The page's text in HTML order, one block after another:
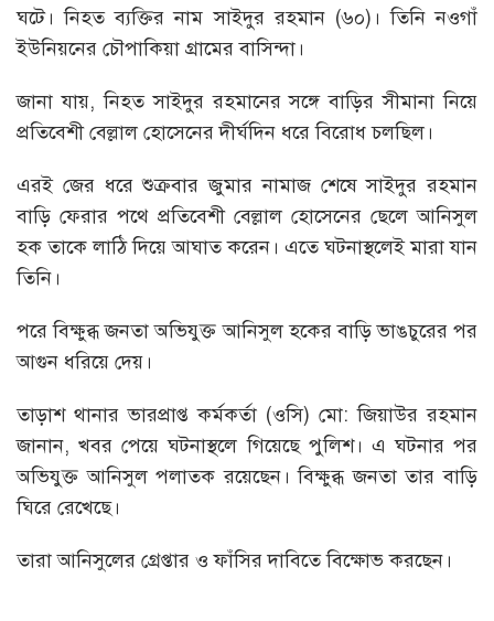
ঘটে। নিহত ব্যক্তির নাম সাইদুর রহমান (৬০)। তিনি নওগাঁ
ইউনিয়নের চৌপাকিয়া গ্রামের বাসিন্দা।
জানা যায়, নিহত সাইদুর রহমানের সঙ্গে বাড়ির সীমানা নিয়ে
প্রতিবেশী বেল্লাল হোসেনের দীর্ঘদিন ধরে বিরোধ চলছিল।
এরই জের ধরে শুক্রবার জুমার নামাজ শেষে সাইদুর রহমান
বাড়ি ফেরার পথে প্রতিবেশী বেল্লাল হোসেনের ছেলে আনিসুল
হক তাকে লাঠি দিয়ে আঘাত করেন। এতে ঘটনাস্থলেই মারা যান
তিনি।
পরে বিক্ষুব্ধ জনতা অভিযুক্ত আনিসুল হকের বাড়ি ভাঙচুরের পর
আগুন ধরিয়ে দেয়।
তাড়াশ থানার ভারপ্রাপ্ত কর্মকর্তা (ওসি) মো: জিয়াউর রহমান
জানান, খবর পেয়ে ঘটনাস্থলে গিয়েছে পুলিশ। এ ঘটনার পর
অভিযুক্ত আনিসুল পলাতক রয়েছেন। বিক্ষুব্ধ জনতা তার বাড়ি
ঘিরে রেখেছে।
তারা আনিসুলের গ্রেপ্তার ও ফাঁসির দাবিতে বিক্ষোভ করছেন।